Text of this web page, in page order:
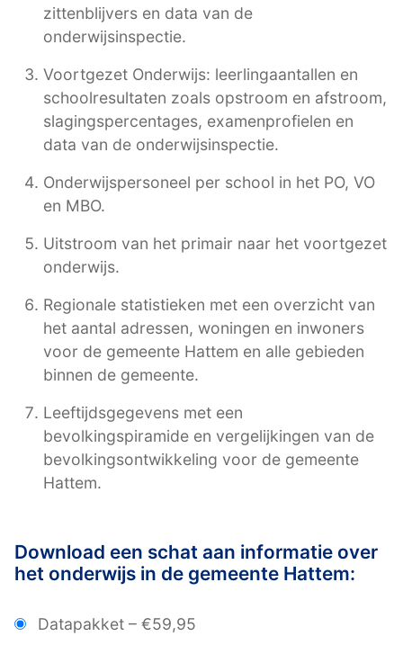
zittenblijvers en data van de
onderwijsinspectie.
Voortgezet Onderwijs: leerlingaantallen en
schoolresultaten zoals opstroom en afstroom,
slagingspercentages, examenprofielen en
data van de onderwijsinspectie.
Onderwijspersoneel per school in het PO, VO
en MBO.
Uitstroom van het primair naar het voortgezet
onderwijs.
Regionale statistieken met een overzicht van
het aantal adressen, woningen en inwoners
voor de gemeente Hattem en alle gebieden
binnen de gemeente.
Leeftijdsgegevens met een
bevolkingspiramide en vergelijkingen van de
bevolkingsontwikkeling voor de gemeente
Hattem.
Download een schat aan informatie over
het onderwijs in de gemeente Hattem:
Datapakket – €59,95